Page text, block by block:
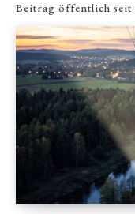
Beitrag öffentlich seit